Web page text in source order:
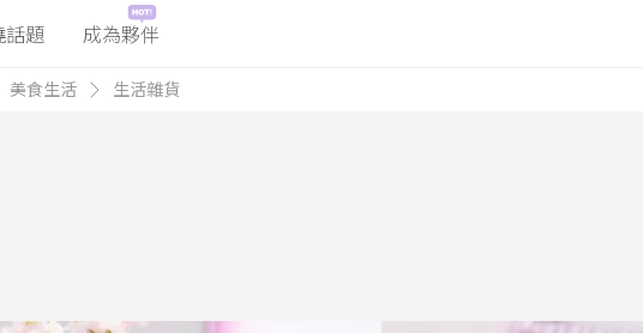
話題 成為夥伴
美食生活 生活雜貨